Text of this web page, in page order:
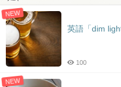
NEW
英語「dim
100
NEW